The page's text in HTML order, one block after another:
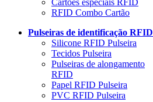
Cartões especiais RFID
RFID Combo Cartão
Pulseiras de identificação RFID
Silicone RFID Pulseira
Tecidos Pulseira
Pulseiras de alongamento
RFID
Papel RFID Pulseira
PVC RFID Pulseira